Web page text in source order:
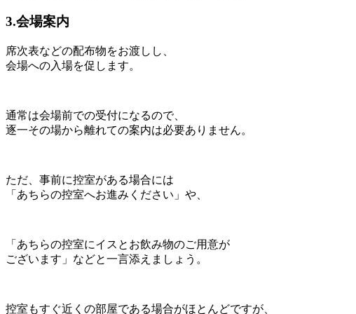
3.会場案内
席次表などの配布物をお渡しし、
会場への入場を促します。
通常は会場前での受付になるので、
逐一その場から離れての案内は必要ありません。
ただ、事前に控室がある場合には
「あちらの控室へお進みください」や、
「あちらの控室にイスとお飲み物のご用意が
ございます」などと一言添えましょう。
控室もすぐ近くの部屋である場合がほとんどですが、